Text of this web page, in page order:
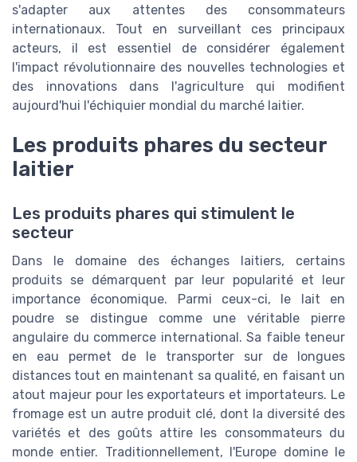
s'adapter aux attentes des consommateurs
internationaux. Tout en surveillant ces principaux
acteurs, il est essentiel de considérer également
l'impact révolutionnaire des nouvelles technologies et
des innovations dans l'agriculture qui modifient
aujourd'hui l'échiquier mondial du marché laitier.
Les produits phares du secteur
laitier
Les produits phares qui stimulent le
secteur
Dans le domaine des échanges laitiers, certains
produits se démarquent par leur popularité et leur
importance économique. Parmi ceux-ci, le lait en
poudre se distingue comme une véritable pierre
angulaire du commerce international. Sa faible teneur
en eau permet de le transporter sur de longues
distances tout en maintenant sa qualité, en faisant un
atout majeur pour les exportateurs et importateurs. Le
fromage est un autre produit clé, dont la diversité des
variétés et des goûts attire les consommateurs du
monde entier. Traditionnellement, l'Europe domine le